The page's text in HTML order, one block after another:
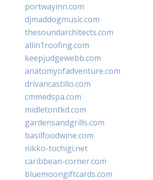
portwayinn.com
djmaddogmusic.com
thesoundarchitects.com
allin1roofing.com
keepjudgewebb.com
anatomyofadventure.com
drivancastillo.com
cmmedspa.com
midletontkd.com
gardensandgrills.com
basilfoodwine.com
nikko-tochigi.net
caribbean-corner.com
bluemoongiftcards.com